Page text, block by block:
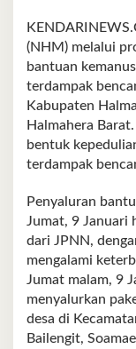
(NHM) melalui
bantuan
terdampak
Kabupaten
Halmahera
bentuk
terdampak
Penyaluran
Jumat, 9 Januari
dari JPNN,
mengalami
Jumat malam, 9
menyalurkan
desa di
Bailengit,